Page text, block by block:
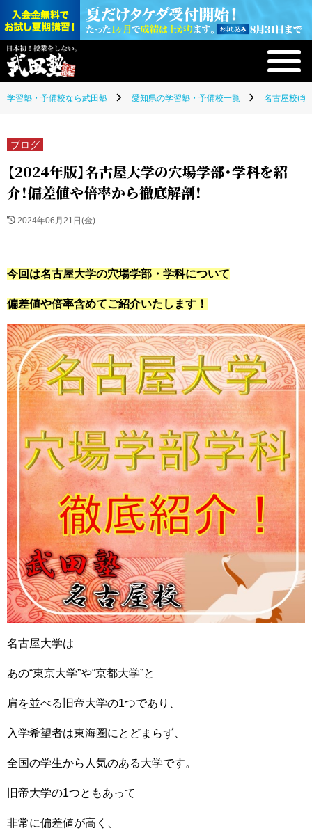
学習塾・予備校なら武田塾 愛知県の学習塾・予備校一覧 名古屋校(学
ブログ
【2024年版】名古屋大学の穴場学部・学科を紹
介！偏差値や倍率から徹底解剖！
2024年06月21日(金)
今回は名古屋大学の穴場学部・学科について
偏差値や倍率含めてご紹介いたします！
名古屋大学は
あの“東京大学”や“京都大学”と
肩を並べる旧帝大学の1つであり、
入学希望者は東海圏にとどまらず、
全国の学生から人気のある大学です。
旧帝大学の1つともあって
非常に偏差値が高く、